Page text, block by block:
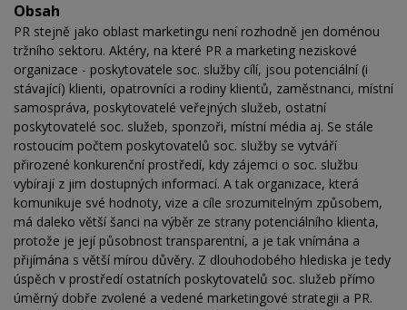
Obsah
PR stejně jako oblast marketingu není rozhodně jen doménou
tržního sektoru. Aktéry, na které PR a marketing neziskové
organizace - poskytovatele soc. služby cílí, jsou potenciální (i
stávající) klienti, opatrovníci a rodiny klientů, zaměstnanci, místní
samospráva, poskytovatelé veřejných služeb, ostatní
poskytovatelé soc. služeb, sponzoři, místní média aj. Se stále
rostoucím počtem poskytovatelů soc. služby se vytváří
přirozené konkurenční prostředí, kdy zájemci o soc. službu
vybírají z jim dostupných informací. A tak organizace, která
komunikuje své hodnoty, vize a cíle srozumitelným způsobem,
má daleko větší šanci na výběr ze strany potenciálního klienta,
protože je její působnost transparentní, a je tak vnímána a
přijímána s větší mírou důvěry. Z dlouhodobého hlediska je tedy
úspěch v prostředí ostatních poskytovatelů soc. služeb přímo
úměrný dobře zvolené a vedené marketingové strategii a PR.